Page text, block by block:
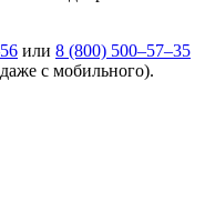
или 8 (800) 500–57–35
с мобильного).